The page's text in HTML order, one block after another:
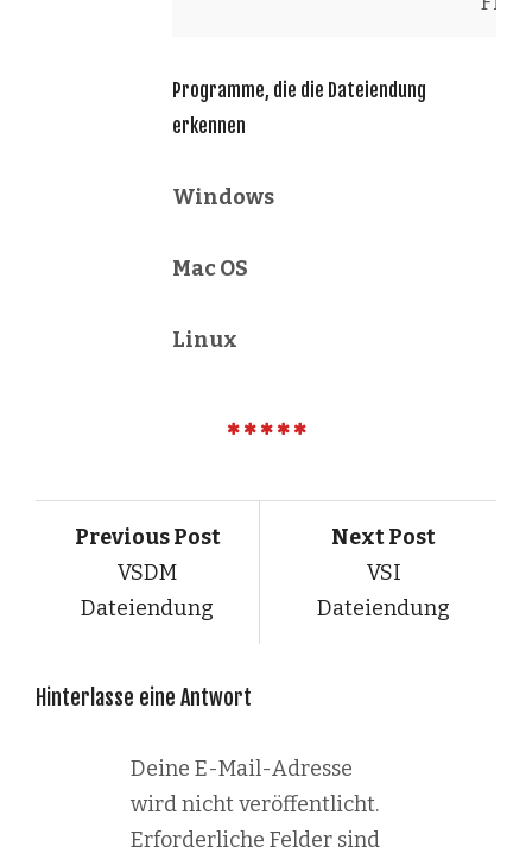
Programme, die die Dateiendung
erkennen
Windows
Mac OS
Linux
Previous Post
VSDM
Dateiendung
Next Post
VSI
Dateiendung
Hinterlasse eine Antwort
Deine E-Mail-Adresse
wird nicht veröffentlicht.
Erforderliche Felder sind